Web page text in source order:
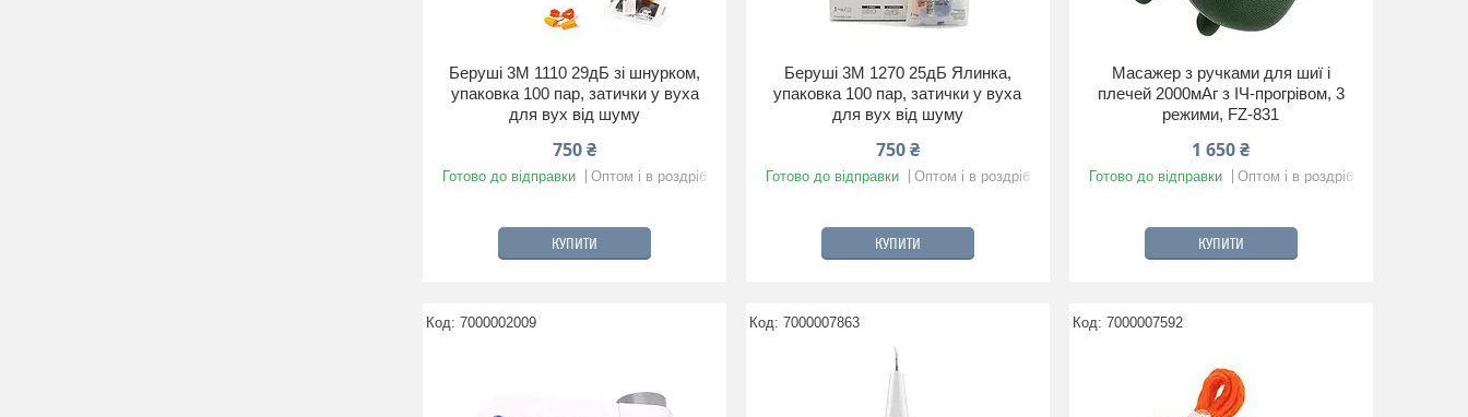
Беруші 3M 1110 29дБ зі шнурком,
упаковка 100 пар, затички у вуха
для вух від шуму
750 ₴
Готово до відправки Оптом і в роздріб
КУПИТИ
Беруші 3M 1270 25дБ Ялинка,
упаковка 100 пар, затички у вуха
для вух від шуму
750 ₴
Готово до відправки Оптом і в роздріб
КУПИТИ
Масажер з ручками для шиї і
плечей 2000мАг з ІЧ-прогрівом, 3
режими, FZ-831
1 650 ₴
Готово до відправки Оптом і в роздріб
КУПИТИ
7000002009 7000007863 7000007592